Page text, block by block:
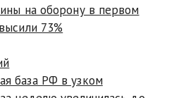
на оборону в первом
73%